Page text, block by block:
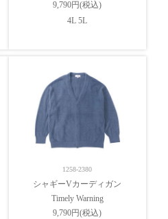
9,790円(税込)
4L 5L
1258-2380
シャギーVカーディガン
Timely Warning
9,790円(税込)